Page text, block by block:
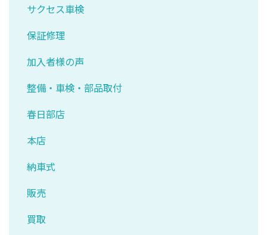
サクセス車検
保証修理
加入者様の声
整備・車検・部品取付
春日部店
本店
納車式
販売
買取